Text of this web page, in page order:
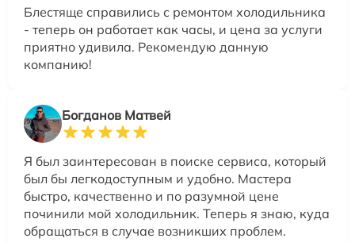
Блестяще справились с ремонтом холодильника
- теперь он работает как часы, и цена за услуги
приятно удивила. Рекомендую данную
компанию!
Богданов Матвей
Я был заинтересован в поиске сервиса, который
был бы легкодоступным и удобно. Мастера
быстро, качественно и по разумной цене
починили мой холодильник. Теперь я знаю, куда
обращаться в случае возникших проблем.